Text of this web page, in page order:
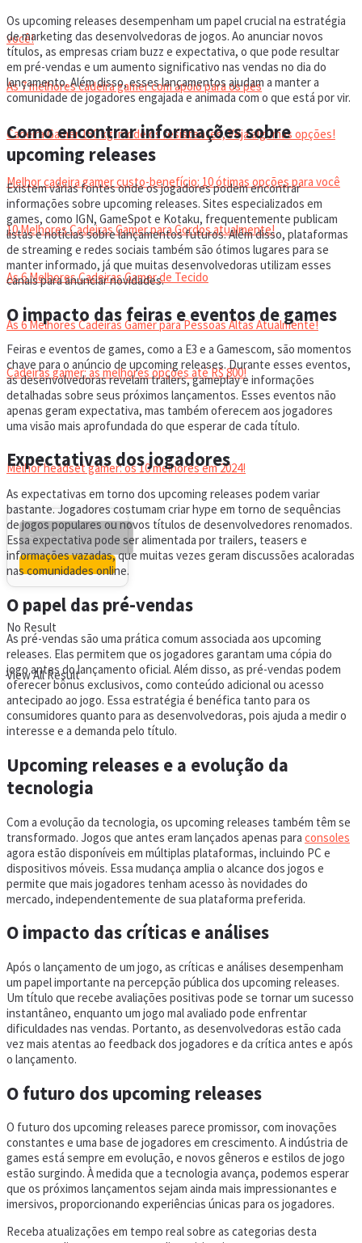
você!
As 7 melhores cadeira gamer com apoio para os pés
Cadeira Gamer 150 kg: modelos resistentes, Veja algumas opções!
Melhor cadeira gamer custo-benefício: 10 ótimas opções para você
10 Melhores Cadeiras Gamer para Gordos atualmente!
As 6 Melhores Cadeiras Gamer de Tecido
As 6 Melhores Cadeiras Gamer para Pessoas Altas Atualmente!
Cadeiras gamer: as melhores opções até R$ 800!
HEADSET
Melhor headset gamer: os 10 melhores em 2024!
No Result
View All Result
Os upcoming releases desempenham um papel crucial na estratégia
de marketing das desenvolvedoras de jogos. Ao anunciar novos
títulos, as empresas criam buzz e expectativa, o que pode resultar
em pré-vendas e um aumento significativo nas vendas no dia do
lançamento. Além disso, esses lançamentos ajudam a manter a
comunidade de jogadores engajada e animada com o que está por vir.
Como encontrar informações sobre
upcoming releases
Existem várias fontes onde os jogadores podem encontrar
informações sobre upcoming releases. Sites especializados em
games, como IGN, GameSpot e Kotaku, frequentemente publicam
listas e notícias sobre lançamentos futuros. Além disso, plataformas
de streaming e redes sociais também são ótimos lugares para se
manter informado, já que muitas desenvolvedoras utilizam esses
canais para anunciar novidades.
O impacto das feiras e eventos de games
Feiras e eventos de games, como a E3 e a Gamescom, são momentos
chave para o anúncio de upcoming releases. Durante esses eventos,
as desenvolvedoras revelam trailers, gameplay e informações
detalhadas sobre seus próximos lançamentos. Esses eventos não
apenas geram expectativa, mas também oferecem aos jogadores
uma visão mais aprofundada do que esperar de cada título.
Expectativas dos jogadores
As expectativas em torno dos upcoming releases podem variar
bastante. Jogadores costumam criar hype em torno de sequências
de jogos populares ou novos títulos de desenvolvedores renomados.
Essa expectativa pode ser alimentada por trailers, teasers e
informações vazadas, que muitas vezes geram discussões acaloradas
nas comunidades online.
O papel das pré-vendas
As pré-vendas são uma prática comum associada aos upcoming
releases. Elas permitem que os jogadores garantam uma cópia do
jogo antes do lançamento oficial. Além disso, as pré-vendas podem
oferecer bônus exclusivos, como conteúdo adicional ou acesso
antecipado ao jogo. Essa estratégia é benéfica tanto para os
consumidores quanto para as desenvolvedoras, pois ajuda a medir o
interesse e a demanda pelo título.
Upcoming releases e a evolução da
tecnologia
Com a evolução da tecnologia, os upcoming releases também têm se
transformado. Jogos que antes eram lançados apenas para consoles
agora estão disponíveis em múltiplas plataformas, incluindo PC e
dispositivos móveis. Essa mudança amplia o alcance dos jogos e
permite que mais jogadores tenham acesso às novidades do
mercado, independentemente de sua plataforma preferida.
O impacto das críticas e análises
Após o lançamento de um jogo, as críticas e análises desempenham
um papel importante na percepção pública dos upcoming releases.
Um título que recebe avaliações positivas pode se tornar um sucesso
instantâneo, enquanto um jogo mal avaliado pode enfrentar
dificuldades nas vendas. Portanto, as desenvolvedoras estão cada
vez mais atentas ao feedback dos jogadores e da crítica antes e após
o lançamento.
O futuro dos upcoming releases
O futuro dos upcoming releases parece promissor, com inovações
constantes e uma base de jogadores em crescimento. A indústria de
games está sempre em evolução, e novos gêneros e estilos de jogo
estão surgindo. À medida que a tecnologia avança, podemos esperar
que os próximos lançamentos sejam ainda mais impressionantes e
imersivos, proporcionando experiências únicas para os jogadores.
Receba atualizações em tempo real sobre as categorias desta